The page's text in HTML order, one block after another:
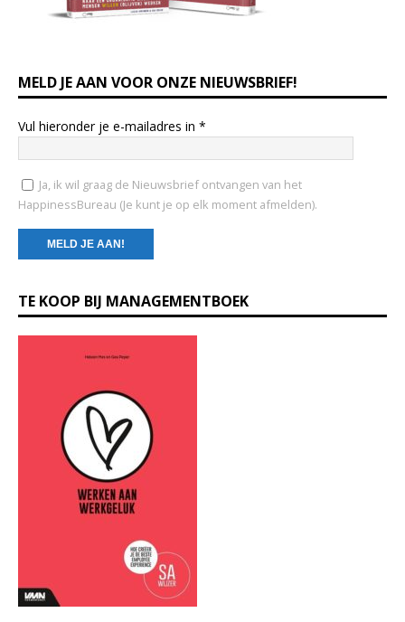
MELD JE AAN VOOR ONZE NIEUWSBRIEF!
Vul hieronder je e-mailadres in *
Ja, ik wil graag de Nieuwsbrief ontvangen van het
HappinessBureau (Je kunt je op elk moment afmelden).
o
n
TE KOOP BIJ MANAGEMENTBOEK